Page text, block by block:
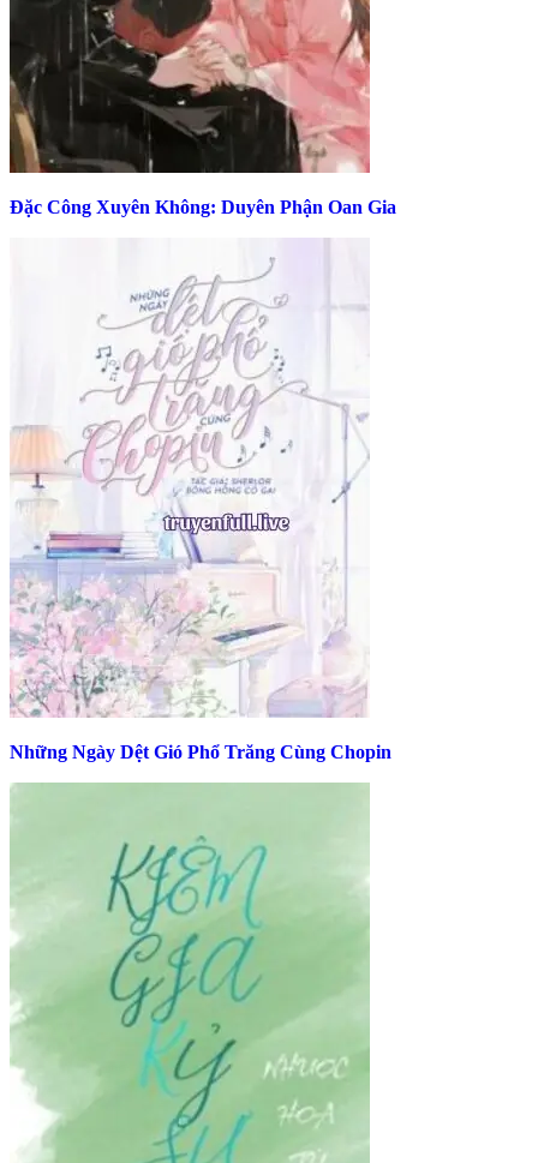
Đặc Công Xuyên Không: Duyên Phận Oan Gia
Những Ngày Dệt Gió Phổ Trăng Cùng Chopin